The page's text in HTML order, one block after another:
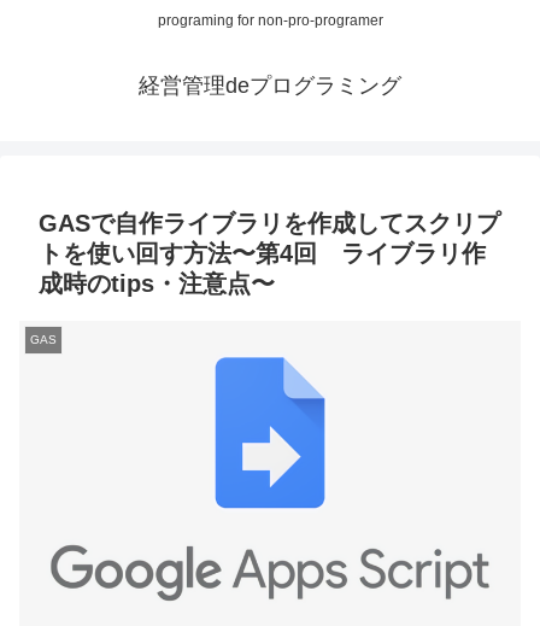
programing for non-pro-programer
経営管理deプログラミング
GASで自作ライブラリを作成してスクリプ
トを使い回す方法〜第4回 ライブラリ作
成時のtips・注意点〜
GAS